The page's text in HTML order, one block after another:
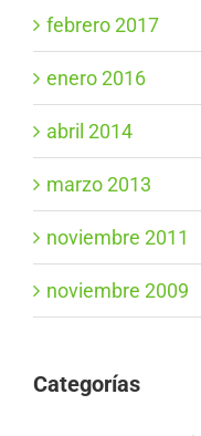
febrero 2017
enero 2016
abril 2014
marzo 2013
noviembre 2011
noviembre 2009
Categorías